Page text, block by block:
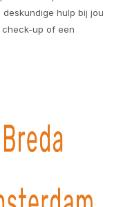
hulp bij jou
up of een